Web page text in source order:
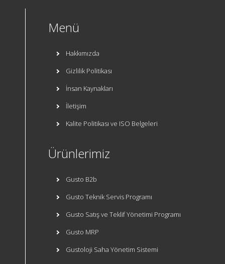
Menü
Hakkımızda
Gizlilik Politikası
İnsan Kaynakları
İletişim
Kalite Politikası ve ISO Belgeleri
Ürünlerimiz
Gusto B2b
Gusto Teknik Servis Programı
Gusto Satış ve Teklif Yönetimi Programı
Gusto MRP
Gustoloji Saha Yönetim Sistemi